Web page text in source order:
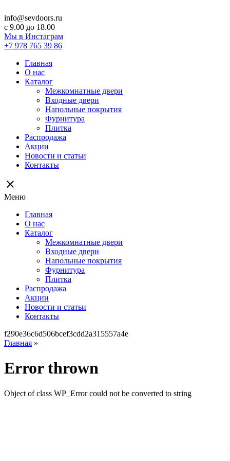
info@sevdoors.ru
c 9.00 до 18.00
Мы в Инстаграм
+7 978 765 39 86
Главная
О нас
Каталог
Межкомнатные двери
Входные двери
Напольные покрытия
Фурнитура
Плитка
Распродажа
Акции
Новости и статьи
Контакты
close
Меню
Главная
О нас
Каталог
Межкомнатные двери
Входные двери
Напольные покрытия
Фурнитура
Плитка
Распродажа
Акции
Новости и статьи
Контакты
f290e36c6d506bcef3cdd2a315557a4e
Главная »
Error thrown
Object of class WP_Error could not be converted to string